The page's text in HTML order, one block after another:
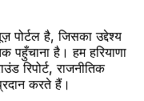
है, जिसका उद्देश्य
पहुँचाना है। हम हरियाणा
रिपोर्ट, राजनीतिक
करते हैं।